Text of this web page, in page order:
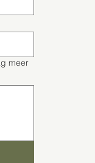
meer